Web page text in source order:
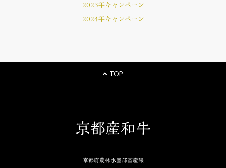
2023年キャンペーン
2024年キャンペーン
TOP
京都産和牛
京都府農林水産部畜産課